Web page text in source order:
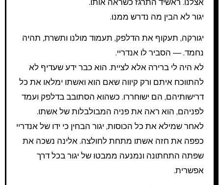
יגור לא הבין מה נדרש ממנו.
יגורקה, תעקוף את הדלפק, תעמוד מולנו ותשרת, תהיה
נחמד. — הסביר לו אנדריי.
לא היה לי ברירה אלא לציית. הוא כבר ידע שעדיף לא
להתווכח איתם ורק קיווה שאם הוא ואשתו ימלאו את כל
דרישותיהם, הם ישוחררו. כשהוא הסתובב בדלפק ועמד
לפניהם, הוא ראה את פניה המבולבלות של אשתו.
לאחר שמילא את כל הכוסות, יגור הבחין כי ידו של אנדריי
כפפה את חזה אשתו מתחת לחולצה. אלינה נשכה את
שפתה התחתונה ונמנעה ממבטו של יגור בכל דרך
אפשרית.